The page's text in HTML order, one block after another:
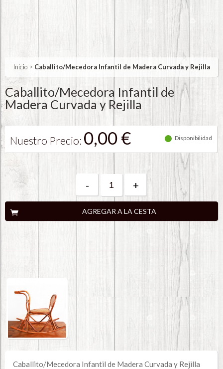
Inicio> Caballito/Mecedora Infantil de Madera Curvada y Rejilla
Caballito/Mecedora Infantil de
Madera Curvada y Rejilla
Nuestro Precio: 0,00 € Disponibilidad
- +
AGREGAR A LA CESTA
Caballito/Mecedora Infantil de Madera Curvada y Rejilla